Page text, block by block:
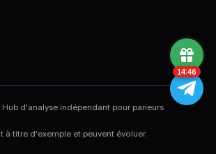
d'analyse indépendant pour parieurs
à titre d'exemple et peuvent évoluer.
14:45